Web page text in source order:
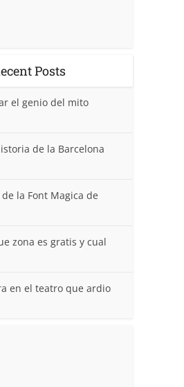
Posts
el genio del mito
de la Barcelona
la Font Magica de
zona es gratis y cual
en el teatro que ardio